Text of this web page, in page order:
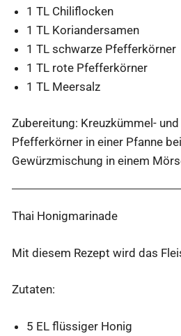
1 TL Chiliflocken
1 TL Koriandersamen
1 TL schwarze Pfefferkörner
1 TL rote Pfefferkörner
1 TL Meersalz
Zubereitung: Kreuzkümmel-
Pfefferkörner in einer Pfanne
Gewürzmischung in einem
Thai Honigmarinade
Mit diesem Rezept wird das
Zutaten:
5 EL flüssiger Honig